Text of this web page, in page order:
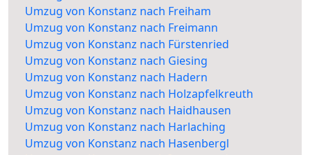
Umzug von Konstanz nach Freiham
Umzug von Konstanz nach Freimann
Umzug von Konstanz nach Fürstenried
Umzug von Konstanz nach Giesing
Umzug von Konstanz nach Hadern
Umzug von Konstanz nach Holzapfelkreuth
Umzug von Konstanz nach Haidhausen
Umzug von Konstanz nach Harlaching
Umzug von Konstanz nach Hasenbergl